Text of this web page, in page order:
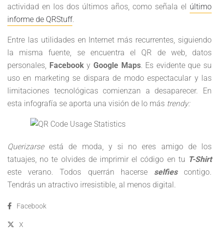
actividad en los dos últimos años, como señala el último
informe de QRStuff.
Entre las utilidades en Internet más recurrentes, siguiendo
la misma fuente, se encuentra el QR de web, datos
personales, Facebooky Google Maps. Es evidente que su
uso en marketing se dispara de modo espectacular y las
limitaciones tecnológicas comienzan a desaparecer. En
esta infografía se aporta una visión de lo más trendy:
Querizarseestá de moda, y si no eres amigo de los
tatuajes, no te olvides de imprimir el código en tu T-Shirt
este verano. Todos querrán hacerse selfiescontigo.
Tendrás un atractivo irresistible, al menos digital.
Facebook
X